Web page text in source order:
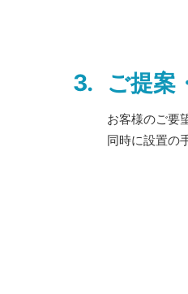
3. ご提案
お客様のご要
同時に設置の